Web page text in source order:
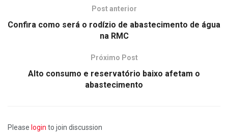
Post anterior
Confira como será o rodízio de abastecimento de água
na RMC
Próximo Post
Alto consumo e reservatório baixo afetam o
abastecimento
Please login to join discussion